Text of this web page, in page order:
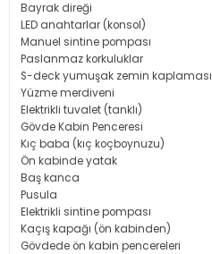
Bayrak direği
LED anahtarlar (konsol)
Manuel sintine pompası
Paslanmaz korkuluklar
S-deck yumuşak zemin kaplaması
Yüzme merdiveni
Elektrikli tuvalet (tanklı)
Gövde Kabin Penceresi
Kıç baba (kıç koçboynuzu)
Ön kabinde yatak
Baş kanca
Pusula
Elektrikli sintine pompası
Kaçış kapağı (ön kabinden)
Gövdede ön kabin pencereleri